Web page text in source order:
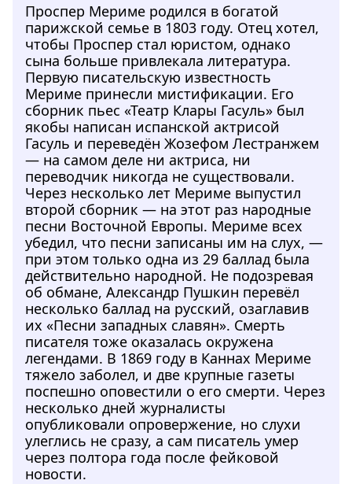
Проспер Мериме родился в богатой
парижской семье в 1803 году. Отец хотел,
чтобы Проспер стал юристом, однако
сына больше привлекала литература.
Первую писательскую известность
Мериме принесли мистификации. Его
сборник пьес «Театр Клары Гасуль» был
якобы написан испанской актрисой
Гасуль и переведён Жозефом Лестранжем
— на самом деле ни актриса, ни
переводчик никогда не существовали.
Через несколько лет Мериме выпустил
второй сборник — на этот раз народные
песни Восточной Европы. Мериме всех
убедил, что песни записаны им на слух, —
при этом только одна из 29 баллад была
действительно народной. Не подозревая
об обмане, Александр Пушкин перевёл
несколько баллад на русский, озаглавив
их «Песни западных славян». Смерть
писателя тоже оказалась окружена
легендами. В 1869 году в Каннах Мериме
тяжело заболел, и две крупные газеты
поспешно оповестили о его смерти. Через
несколько дней журналисты
опубликовали опровержение, но слухи
улеглись не сразу, а сам писатель умер
через полтора года после фейковой
новости.